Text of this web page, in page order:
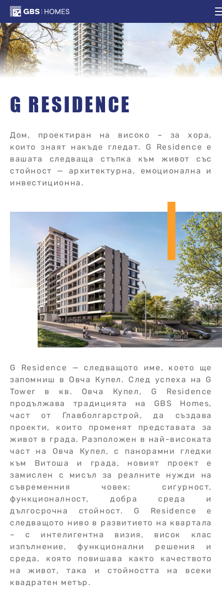
G Residence
G RESIDENCE
Дом, проектиран на високо – за хора,
които знаят накъде гледат. G Residence е
вашата следваща стъпка към живот със
стойност — архитектурна, емоционална и
инвестиционна.
G Residence — следващото име, което ще
запомниш в Овча Купел. След успеха на G
Tower в кв. Овча Купел, G Residence
продължава традицията на GBS Homes,
част от Главболгарстрой, да създава
проекти, които променят представата за
живот в града. Разположен в най-високата
част на Овча Купел, с панорамни гледки
към Витоша и града, новият проект е
замислен с мисъл за реалните нужди на
съвременния човек: сигурност,
функционалност, добра среда и
дългосрочна стойност. G Residence е
следващото ниво в развитието на квартала
– с интелигентна визия, висок клас
изпълнение, функционални решения и
среда, която повишава както качеството
на живот, така и стойността на всеки
квадратен метър.